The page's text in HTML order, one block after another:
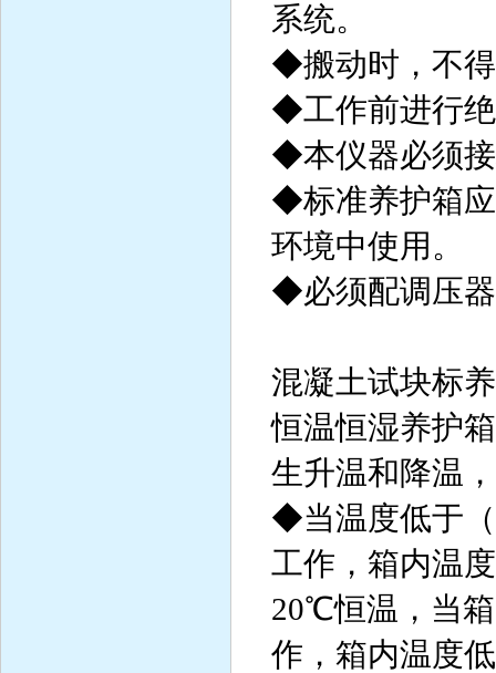
系统。
◆搬动时，不
◆工作前进行
◆本仪器必须
◆标准养护箱
环境中使用。
◆必须配调压
混凝土试块标
恒温恒湿养护
生升温和降温
◆当温度低于
工作，箱内温
20℃恒温，当
作，箱内温度